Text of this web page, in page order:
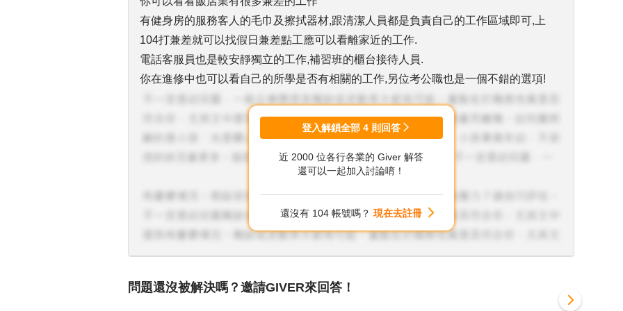
有健身房的服務客人的毛巾及擦拭器材,跟清潔人員都是負責自己的工作區域即可,上
104打兼差就可以找假日兼差點工應可以看離家近的工作.
電話客服員也是較安靜獨立的工作,補習班的櫃台接待人員.
你在進修中也可以看自己的所學是否有相關的工作,另位考公職也是一個不錯的選項!
登入解鎖全部 4 則回答
近 2000 位各行各業的 Giver 解答
還可以一起加入討論唷！
還沒有 104 帳號嗎？ 現在去註冊
問題還沒被解決嗎？邀請GIVER來回答！